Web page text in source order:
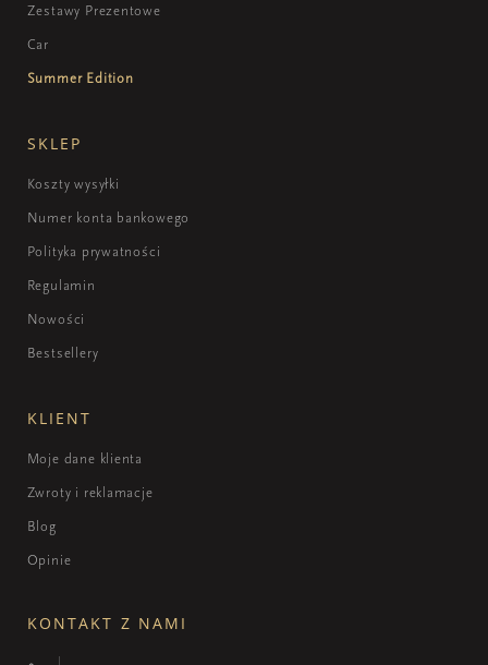
Zestawy Prezentowe
Car
Summer Edition
SKLEP
Koszty wysyłki
Numer konta bankowego
Polityka prywatności
Regulamin
Nowości
Bestsellery
KLIENT
Moje dane klienta
Zwroty i reklamacje
Blog
Opinie
KONTAKT Z NAMI